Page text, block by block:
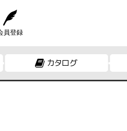
員登録
カタログ